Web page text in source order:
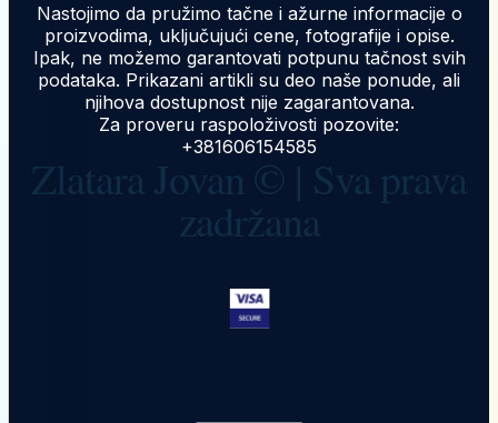
Nastojimo da pružimo tačne i ažurne informacije o
proizvodima, uključujući cene, fotografije i opise.
Ipak, ne možemo garantovati potpunu tačnost svih
podataka. Prikazani artikli su deo naše ponude, ali
njihova dostupnost nije zagarantovana.
Za proveru raspoloživosti pozovite:
+381606154585
Zlatara Jovan © | Sva prava
zadržana